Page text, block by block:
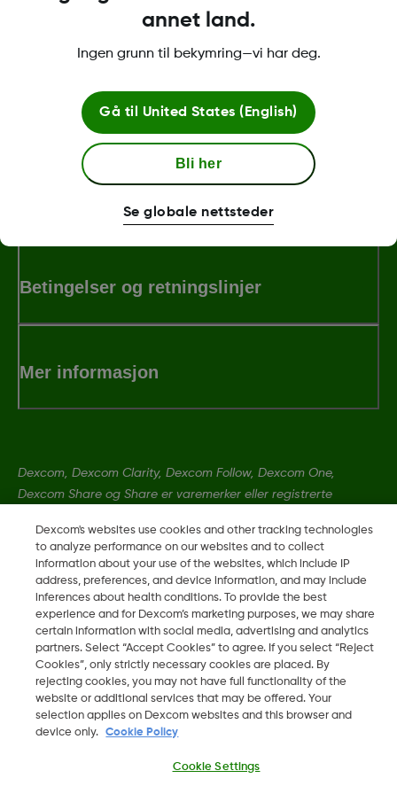
over kompatible enheter, gå til dexcom.com/compatibility
Was this article helpful?
Betingelser og retningslinjer
Mer informasjon
Dexcom, Dexcom Clarity, Dexcom Follow, Dexcom One,
Dexcom Share og Share er varemerker eller registrerte
2026 Dexcom, Inc. Med enerett.
NO
Endre region
Dexcom's websites use cookies and other tracking technologies
to analyze performance on our websites and to collect
information about your use of the websites, which include IP
address, preferences, and device information, and may include
inferences about health conditions. To provide the best
experience and for Dexcom’s marketing purposes, we may share
certain information with social media, advertising and analytics
partners. Select “Accept Cookies” to agree. If you select “Reject
Cookies”, only strictly necessary cookies are placed. By
rejecting cookies, you may not have full functionality of the
website or additional services that may be offered. Your
selection applies on Dexcom websites and this browser and
device only.
Cookie Policy
Cookie Settings
annet land.
Ingen grunn til bekymring—vi har deg.
Gå til United States (English)
Bli her
Se globale nettsteder